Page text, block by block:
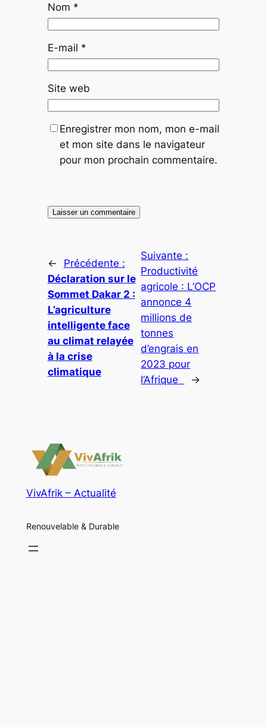
Nom *
E-mail *
Site web
Enregistrer mon nom, mon e-mail
et mon site dans le navigateur
pour mon prochain commentaire.
←
Précédente :
Déclaration sur le
Sommet Dakar 2 :
L’agriculture
intelligente face
au climat relayée
à la crise
climatique
Suivante :
Productivité
agricole : L’OCP
annonce 4
millions de
tonnes
d’engrais en
2023 pour
l’Afrique
→
VivAfrik – Actualité
Renouvelable & Durable